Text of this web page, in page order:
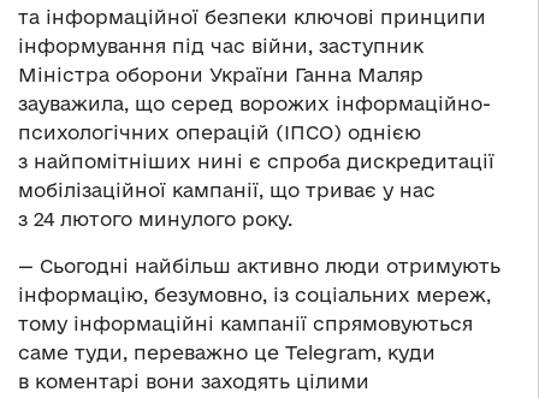
та інформаційної безпеки ключові принципи
інформування під час війни, заступник
Міністра оборони України Ганна Маляр
зауважила, що серед ворожих інформаційно-
психологічних операцій (ІПСО) однією
з найпомітніших нині є спроба дискредитації
мобілізаційної кампанії, що триває у нас
з 24 лютого минулого року.
— Сьогодні найбільш активно люди отримують
інформацію, безумовно, із соціальних мереж,
тому інформаційні кампанії спрямовуються
саме туди, переважно це Telegram, куди
в коментарі вони заходять цілими